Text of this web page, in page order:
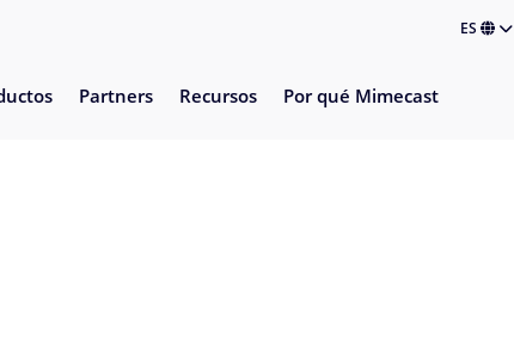
ES
Partners Recursos Por qué Mimecast